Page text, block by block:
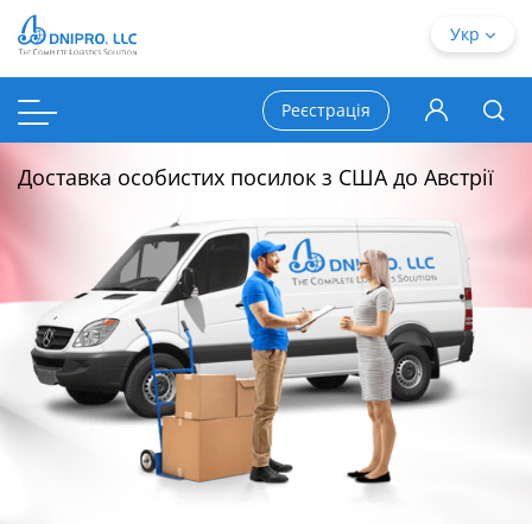
Доставка особистих посилок з США до Австрії
Укр
Реєстрація